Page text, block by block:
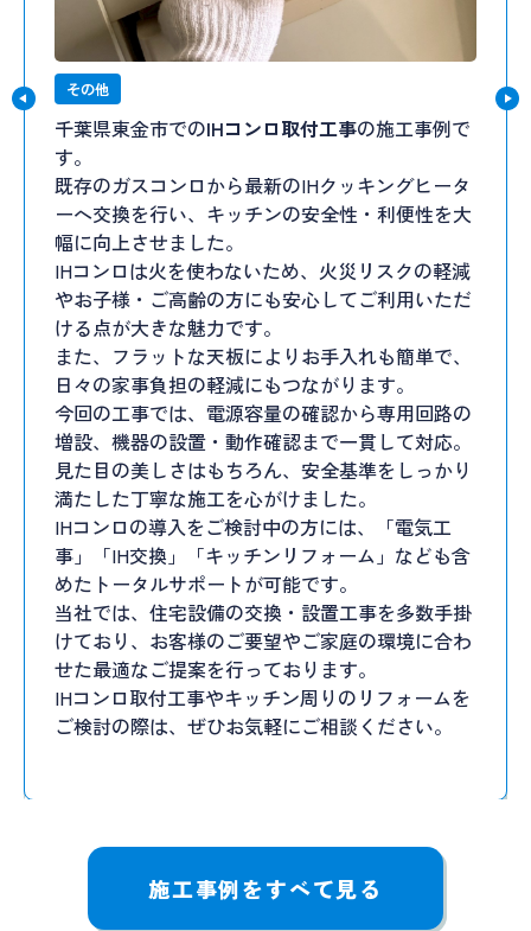
その他
千葉県東金市でのIHコンロ取付工事の施工事例で
す。
既存のガスコンロから最新のIHクッキングヒータ
ーへ交換を行い、キッチンの安全性・利便性を大
幅に向上させました。
IHコンロは火を使わないため、火災リスクの軽減
やお子様・ご高齢の方にも安心してご利用いただ
ける点が大きな魅力です。
また、フラットな天板によりお手入れも簡単で、
日々の家事負担の軽減にもつながります。
今回の工事では、電源容量の確認から専用回路の
増設、機器の設置・動作確認まで一貫して対応。
見た目の美しさはもちろん、安全基準をしっかり
満たした丁寧な施工を心がけました。
IHコンロの導入をご検討中の方には、「電気工
事」「IH交換」「キッチンリフォーム」なども含
めたトータルサポートが可能です。
当社では、住宅設備の交換・設置工事を多数手掛
けており、お客様のご要望やご家庭の環境に合わ
せた最適なご提案を行っております。
IHコンロ取付工事やキッチン周りのリフォームを
ご検討の際は、ぜひお気軽にご相談ください。
施工事例をすべて見る